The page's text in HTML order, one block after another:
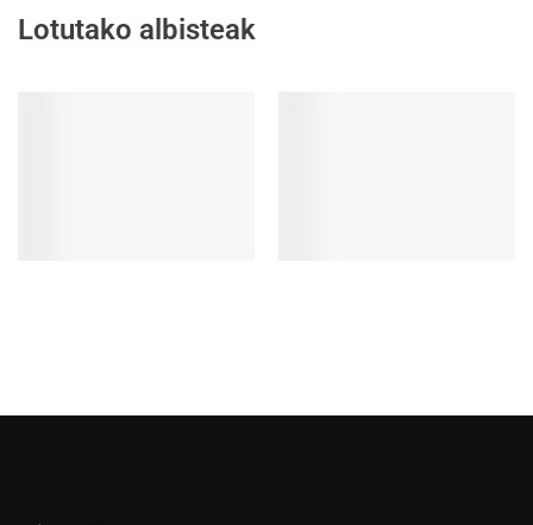
Lotutako albisteak